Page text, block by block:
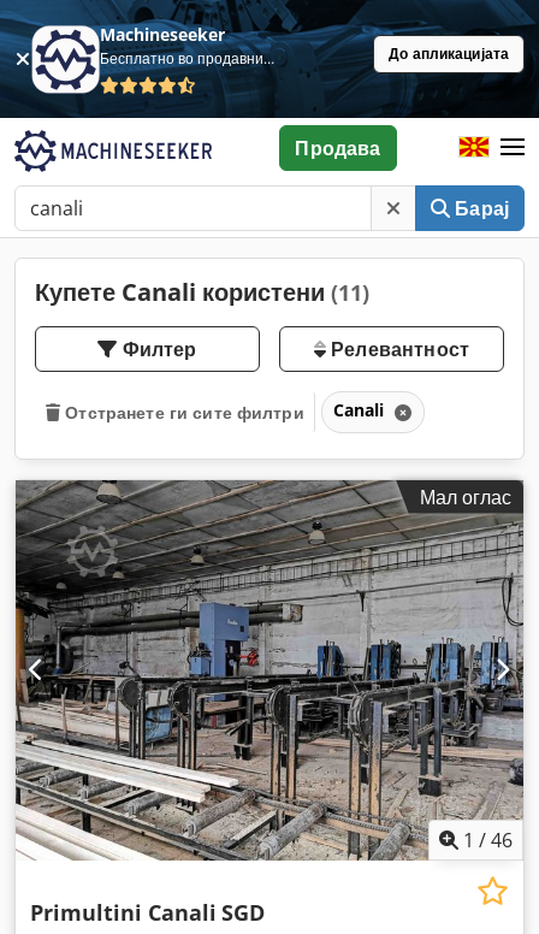
Machineseeker
Бесплатно во продавница До апликацијата
Барај
Продава
Купете Canali користени (11)
Филтер Релевантност
Отстранете ги сите филтри Canali
Мал оглас
1 /46
Primultini Canali SGD